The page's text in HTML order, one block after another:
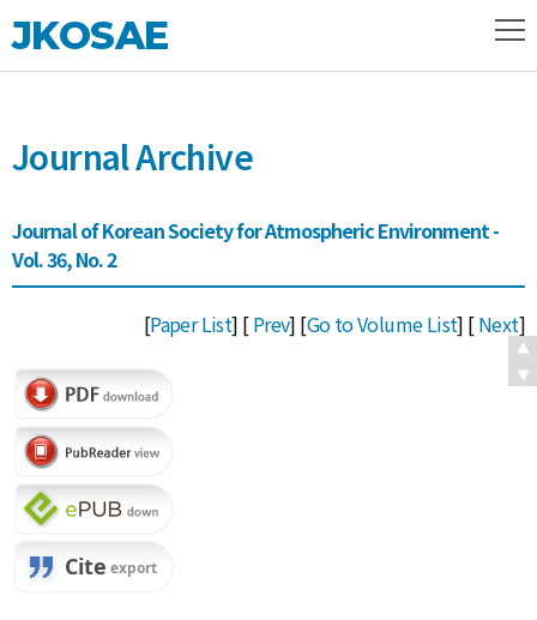
JKOSAE
Journal Archive
Journal of Korean Society for Atmospheric Environment -
Vol. 36, No. 2
[Paper List] [Prev] [Go to Volume List] [Next]